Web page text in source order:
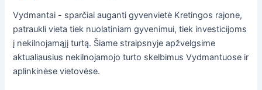
Vydmantai - sparčiai auganti gyvenvietė Kretingos rajone,
patraukli vieta tiek nuolatiniam gyvenimui, tiek investicijoms
į nekilnojamąjį turtą. Šiame straipsnyje apžvelgsime
aktualiausius nekilnojamojo turto skelbimus Vydmantuose ir
aplinkinėse vietovėse.